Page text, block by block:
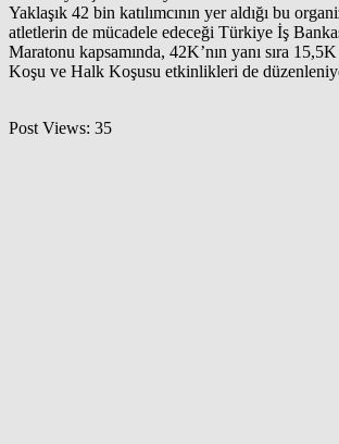
Yaklaşık 42 bin katılımcının yer aldığı bu
atletlerin de mücadele edeceği Türkiye İş
Maratonu kapsamında, 42K’nın yanı sıra
Koşu ve Halk Koşusu etkinlikleri de
Post Views: 35